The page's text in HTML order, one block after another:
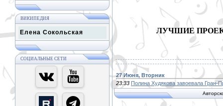
ВИКИПЕДИЯ
Елена Сокольская
СОЦИАЛЬНЫЕ СЕТИ
ЛУЧШИЕ
27 Июня, Вторник
23:33 Полина Худякова завоевала Гран-